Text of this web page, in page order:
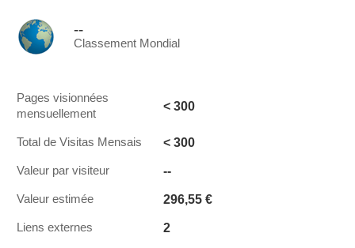
--
Classement Mondial
Pages visionnées
mensuellement
< 300
Total de Visitas Mensais < 300
Valeur par visiteur --
Valeur estimée 296,55 €
Liens externes 2